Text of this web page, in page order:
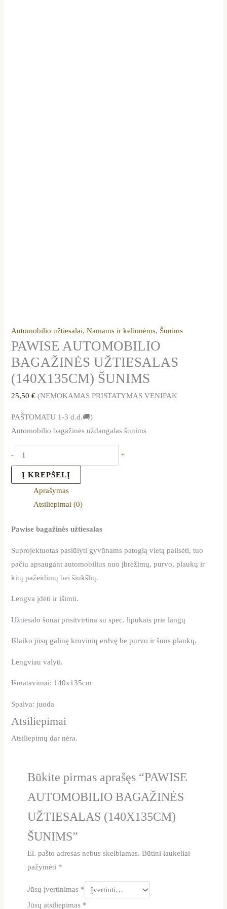
Automobilio užtiesalai,Namams ir kelionėms, Šunims
PAWISE AUTOMOBILIO
BAGAŽINĖS UŽTIESALAS
(140X135CM) ŠUNIMS
25,50€ (NEMOKAMAS PRISTATYMAS VENIPAK
PAŠTOMATU 1-3 d.d.🚚)
Automobilio bagažinės uždangalas šunims
- +
Į KREPŠELĮ
Aprašymas
Atsiliepimai (0)
Pawise bagažinės užtiesalas
Suprojektuotas pasiūlyti gyvūnams patogią vietą pailsėti, tuo
pačiu apsaugant automobilius nuo įbrėžimų, purvo, plaukų ir
kitų pažeidimų bei šiukšlių.
Lengva įdėti ir išimti.
Užtiesalo šonai prisitvirtina su spec. lipukais prie langų
Išlaiko jūsų galinę krovinių erdvę be purvo ir šuns plaukų.
Lengviau valyti.
Išmatavimai: 140x135cm
Spalva: juoda
Atsiliepimai
Atsiliepimų dar nėra.
Būkite pirmas aprašęs “PAWISE
AUTOMOBILIO BAGAŽINĖS
UŽTIESALAS (140X135CM)
ŠUNIMS”
El. pašto adresas nebus skelbiamas. Būtini laukeliai
pažymėti *
Jūsų įvertinimas *
Jūsų atsiliepimas *